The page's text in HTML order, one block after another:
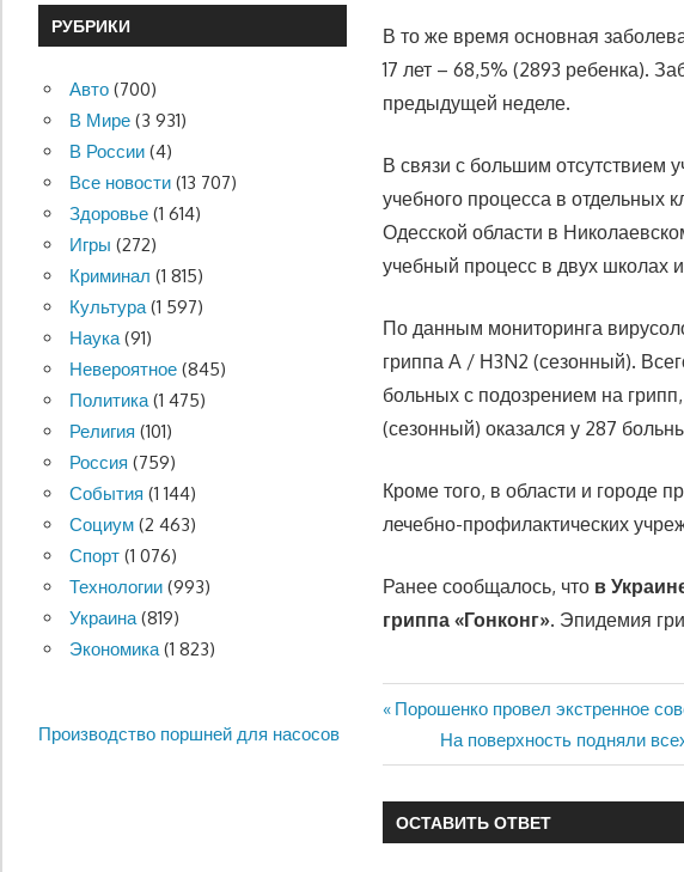
В то же время основная
17 лет – 68,5% (2893 ребенка).
предыдущей неделе.
В связи с большим отсутствием
учебного процесса в отдельных
Одесской области в
учебный процесс в двух школах
По данным мониторинга
гриппа А / Н3N2 (сезонный).
больных с подозрением на
(сезонный) оказался у 287
Кроме того, в области и городе
лечебно-профилактических
Ранее сообщалось, что в
гриппа «Гонконг». Эпидемия
Навигация
по
записям
Предыдущая
запись:
Порошенко провел экстренное
Следующая
запись:
На поверхность подняли
ОСТАВИТЬ ОТВЕТ
РУБРИКИ
Авто(700)
В Мире(3 931)
В России(4)
Все новости(13 707)
Здоровье(1 614)
Игры (272)
Криминал (1 815)
Культура(1 597)
Наука(91)
Невероятное(845)
Политика(1 475)
Религия (101)
Россия (759)
События (1 144)
Социум(2 463)
Спорт(1 076)
Технологии(993)
Украина(819)
Экономика(1 823)
Производство поршней для насосов